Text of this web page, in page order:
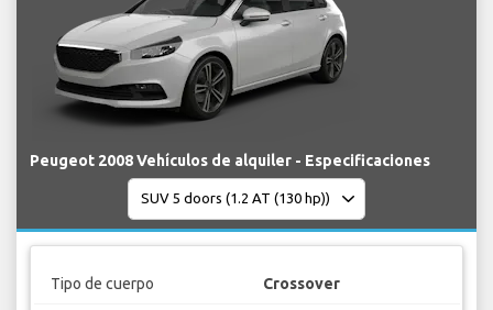
Peugeot 2008 Vehículos de alquiler - Especificaciones
Tipo de cuerpo Crossover